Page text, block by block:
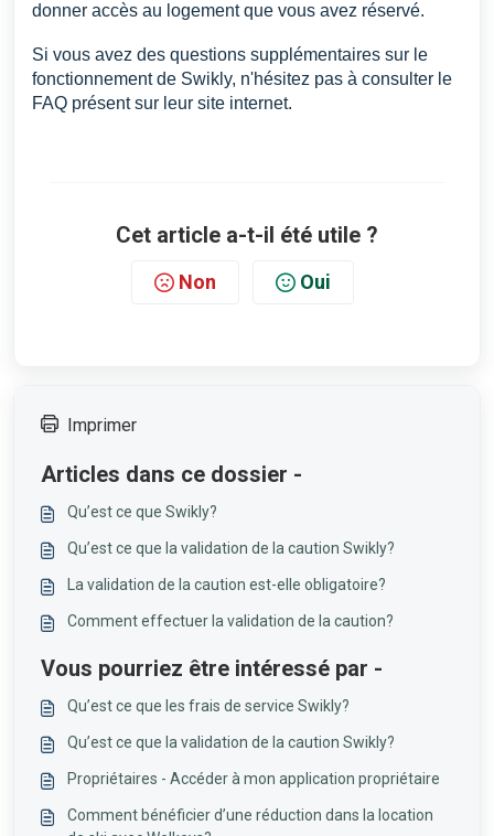
donner accès au logement que vous avez réservé.
Si vous avez des questions supplémentaires sur le
fonctionnement de Swikly, n'hésitez pas à consulter le
FAQ présent sur leur site internet.
Cet article a-t-il été utile ?
Non Oui
Imprimer
Articles dans ce dossier -
Qu’est ce que Swikly?
Qu’est ce que la validation de la caution Swikly?
La validation de la caution est-elle obligatoire?
Comment effectuer la validation de la caution?
Vous pourriez être intéressé par -
Qu’est ce que les frais de service Swikly?
Qu’est ce que la validation de la caution Swikly?
Propriétaires - Accéder à mon application propriétaire
Comment bénéficier d’une réduction dans la location